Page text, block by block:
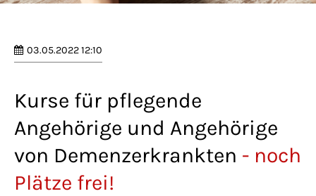
Lorem ipsum dolor sit amet:
24h
03.05.2022 12:10
Kurse für pflegende
Angehörige und Angehörige
von Demenzerkrankten - noch
Plätze frei!